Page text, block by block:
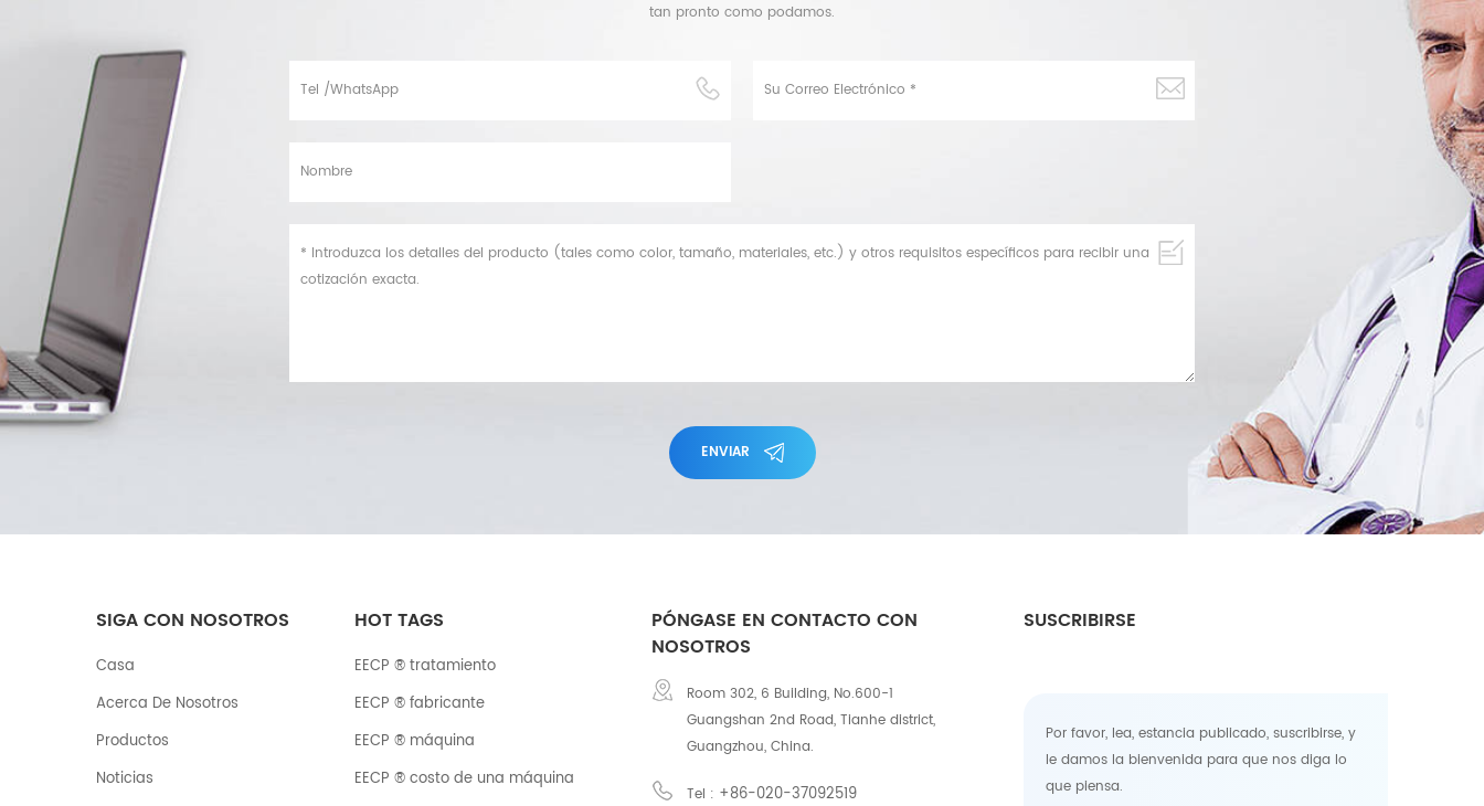
tan pronto como podamos.
ENVIAR
SIGA CON NOSOTROS
Casa
Acerca De Nosotros
Productos
Noticias
HOT TAGS
EECP ® tratamiento
EECP ® fabricante
EECP ® máquina
EECP ® costo de una máquina
PÓNGASE EN CONTACTO CON
NOSOTROS
Room 302, 6 Building, No.600-1
Guangshan 2nd Road, Tianhe district,
Guangzhou, China.
Tel : +86-020-37092519
SUSCRIBIRSE
Por favor, lea, estancia publicado, suscribirse, y
le damos la bienvenida para que nos diga lo
que piensa.